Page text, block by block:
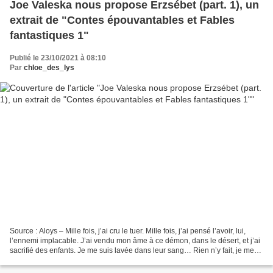
Joe Valeska nous propose Erzsébet (part. 1), un
extrait de "Contes épouvantables et Fables
fantastiques 1"
Publié le 23/10/2021 à 08:10
Par chloe_des_lys
Source : Aloys – Mille fois, j’ai cru le tuer. Mille fois, j’ai pensé l’avoir, lui,
l’ennemi implacable. J’ai vendu mon âme à ce démon, dans le désert, et j’ai
sacrifié des enfants. Je me suis lavée dans leur sang… Rien n’y fait, je me